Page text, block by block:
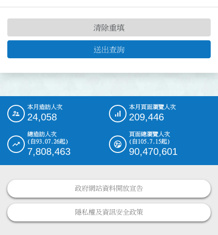
送出查詢
清除重填
::: 本月造訪人次
24,058
本月頁面瀏覽人次
209,446
總造訪人次
(自93.07.26起)
7,808,463
頁面總瀏覽人次
(自105.7.15起)
90,470,601
政府網站資料開放宣告
隱私權及資訊安全政策